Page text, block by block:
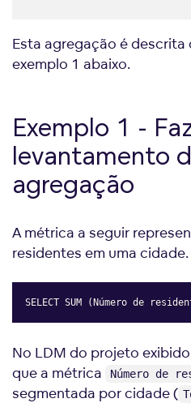
Esta agregação é
exemplo 1 abaixo.
Exemplo 1 -
levantamento
agregação
A métrica a seguir
residentes em uma cidade.
SELECT SUM (Número de
No LDM do projeto
que a métrica
Número de
segmentada por cidade (